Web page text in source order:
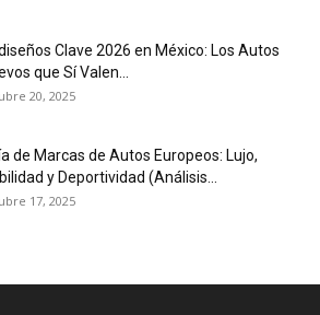
Clave 2026 en México: Los Autos
que Sí Valen...
20, 2025
de Marcas de Autos Europeos: Lujo,
y Deportividad (Análisis...
17, 2025